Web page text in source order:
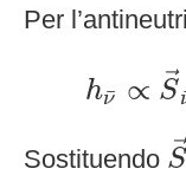
Per
h¯
ν ∝ →
S
S
Sostituendo →
S
S